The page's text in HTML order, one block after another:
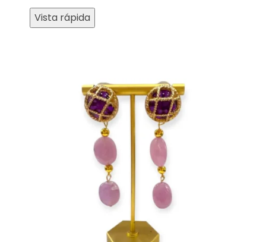
Vista rápida